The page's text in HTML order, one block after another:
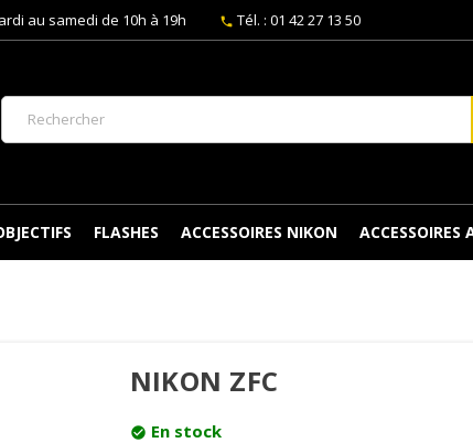
au samedi de 10h à 19h phone Tél. : 01 42 27 13 50
FLASHES ACCESSOIRES NIKON ACCESSOIRES
NIKON ZFC
check_circle En stock